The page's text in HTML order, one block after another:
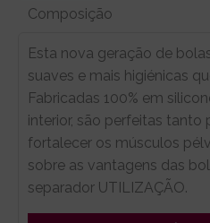
Composição
Esta nova geração de
suaves e mais higiénicas
Fabricadas 100% em
interior, são perfeitas tanto
fortalecer os músculos
sobre as vantagens das
separador UTILIZAÇÃO.